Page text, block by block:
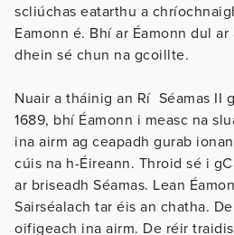
scliúchas eatarthu a
Eamonn é. Bhí ar Éamonn dul
dhein sé chun na gcoillte.
Nuair a tháinig an Rí Séamas II
1689, bhí Éamonn i measc na
ina airm ag ceapadh gurab
cúis na h-Éireann. Throid sé i
ar briseadh Séamas. Lean
Sairséalach tar éis an chatha.
oifigeach ina airm. De réir